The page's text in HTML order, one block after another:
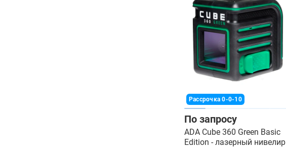
Рассрочка 0-0-10
По запросу
ADA Cube 360 Green Basic
Edition - лазерный нивелир